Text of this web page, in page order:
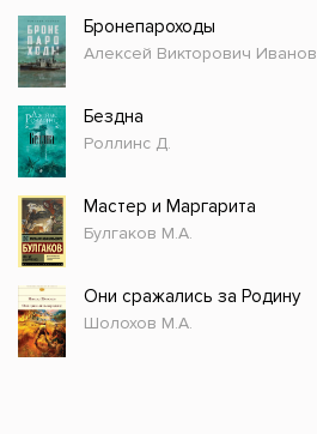
Бронепароходы
Алексей Викторович Иванов
Бездна
Роллинс Д.
Мастер и Маргарита
Булгаков М.А.
Они сражались за Родину
Шолохов М.А.